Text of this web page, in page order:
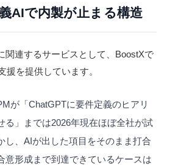
AIで内製が止まる構造
関連するサービスとして、BoostXで
援を提供しています。
が「ChatGPTに要件定義のヒアリ
る」までは2026年現在ほぼ全社が試
し、AIが出した項目をそのまま打合
意形成まで到達できているケースは